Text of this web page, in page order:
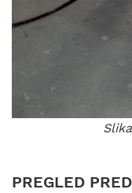
PREGLED